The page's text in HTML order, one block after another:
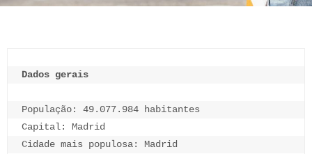
Dados gerais
População: 49.077.984 habitantes
Capital: Madrid
Cidade mais populosa: Madrid